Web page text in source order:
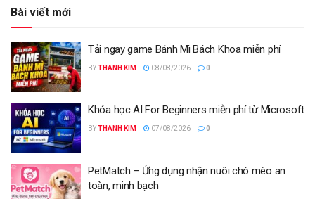
Bài viết mới
Tải ngay game Bánh Mì Bách Khoa miễn phí
BYTHANH KIM 08/08/2026 0
Khóa học AI For Beginners miễn phí từ Microsoft
BYTHANH KIM 07/08/2026 0
PetMatch – Ứng dụng nhận nuôi chó mèo an
toàn, minh bạch